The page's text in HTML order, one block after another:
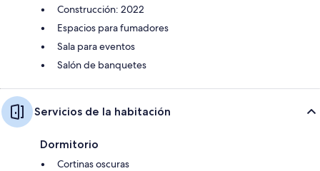
Construcción: 2022
Espacios para fumadores
Sala para eventos
Salón de banquetes
Servicios de la habitación
Dormitorio
Cortinas oscuras